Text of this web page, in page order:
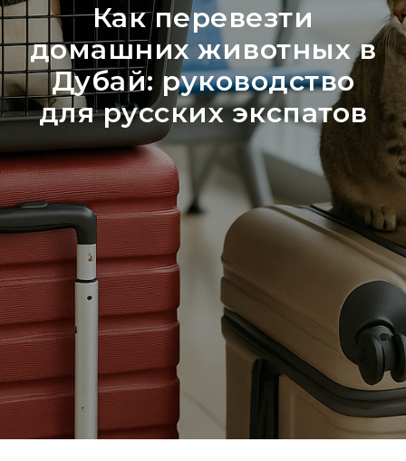
Как перевезти
домашних животных в
Дубай: руководство
для русских экспатов